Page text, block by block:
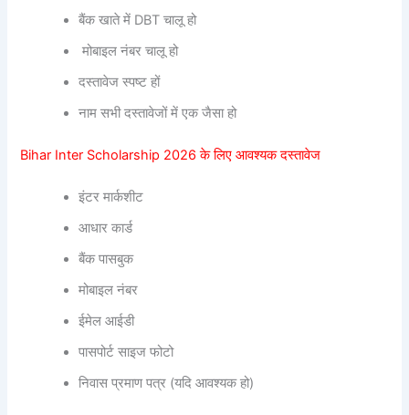
बैंक खाते में DBT चालू हो
मोबाइल नंबर चालू हो
दस्तावेज स्पष्ट हों
नाम सभी दस्तावेजों में एक जैसा हो
Bihar Inter Scholarship 2026 के लिए आवश्यक दस्तावेज
इंटर मार्कशीट
आधार कार्ड
बैंक पासबुक
मोबाइल नंबर
ईमेल आईडी
पासपोर्ट साइज फोटो
निवास प्रमाण पत्र (यदि आवश्यक हो)